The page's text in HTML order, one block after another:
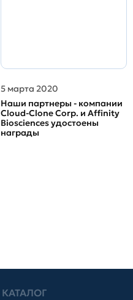
5 марта 2020
Наши партнеры - компании
Cloud-Clone Corp. и Affinity
Biosciences удостоены
награды
КАТАЛОГ